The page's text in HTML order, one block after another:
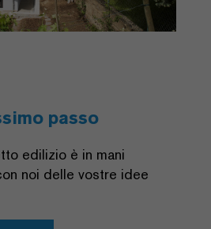
passo
edilizio è in mani
noi delle vostre idee